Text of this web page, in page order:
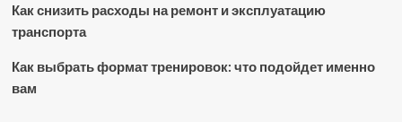
Как снизить расходы на ремонт и эксплуатацию
транспорта
Как выбрать формат тренировок: что подойдет именно
вам